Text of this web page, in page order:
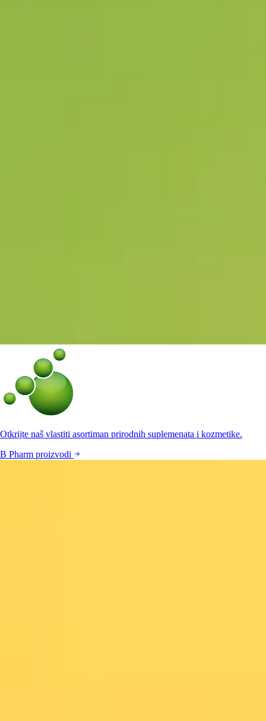
Otkrijte naš vlastiti asortiman prirodnih suplemenata i kozmetike.
B Pharm proizvodi